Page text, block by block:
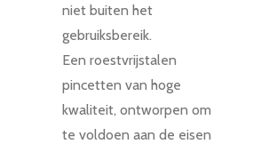
niet buiten het
gebruiksbereik.
Een roestvrijstalen
pincetten van hoge
kwaliteit, ontworpen om
te voldoen aan de eisen